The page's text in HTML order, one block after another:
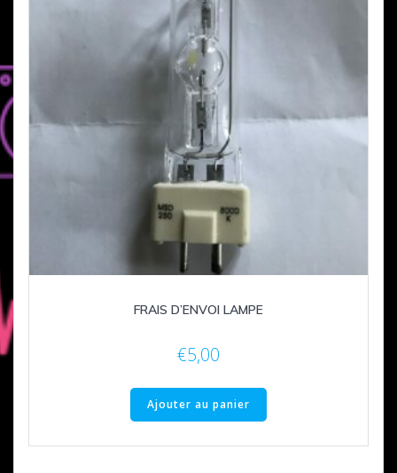
FRAIS D’ENVOI LAMPE
€5,00
Ajouter au panier